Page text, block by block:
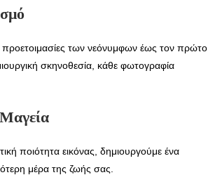
προετοιμασίες των νεόνυμφων έως τον πρώτο
σκηνοθεσία, κάθε φωτογραφία
ποιότητα εικόνας, δημιουργούμε ένα
μέρα της ζωής σας.